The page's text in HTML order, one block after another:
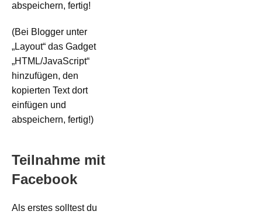
abspeichern, fertig!
(Bei Blogger unter
„Layout“ das Gadget
„HTML/JavaScript“
hinzufügen, den
kopierten Text dort
einfügen und
abspeichern, fertig!)
Teilnahme mit
Facebook
Als erstes solltest du